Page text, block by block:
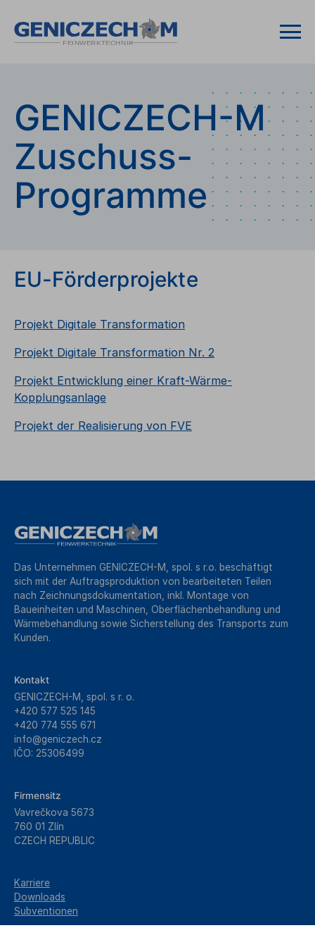
GENICZECH-M
Zuschuss-
Programme
EU-Förderprojekte
Projekt Digitale Transformation
Projekt Digitale Transformation Nr. 2
Projekt Entwicklung einer Kraft-Wärme-
Kopplungsanlage
Projekt der Realisierung von FVE
Das Unternehmen GENICZECH-M, spol. s r.o. beschäftigt
sich mit der Auftragsproduktion von bearbeiteten Teilen
nach Zeichnungsdokumentation, inkl. Montage von
Baueinheiten und Maschinen, Oberflächenbehandlung und
Wärmebehandlung sowie Sicherstellung des Transports zum
Kunden.
Kontakt
GENICZECH-M, spol. s r. o.
+420 577 525 145
+420 774 555 671
info@geniczech.cz
IČO: 25306499
Firmensitz
Vavrečkova 5673
760 01 Zlín
CZECH REPUBLIC
Karriere
Downloads
Subventionen